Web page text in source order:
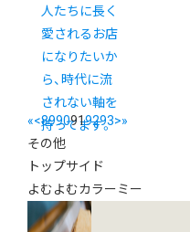
人たちに長く
愛されるお店
になりたいか
ら、時代に流
されない軸を
持ってます。
«<8990919293>»
その他
トップサイド
よむよむカラーミー